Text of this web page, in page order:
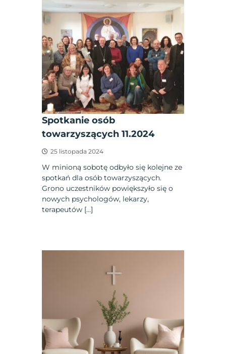
Spotkanie osób
towarzyszących 11.2024
25 listopada 2024
W minioną sobotę odbyło się kolejne ze
spotkań dla osób towarzyszących.
Grono uczestników powiększyło się o
nowych psychologów, lekarzy,
terapeutów […]